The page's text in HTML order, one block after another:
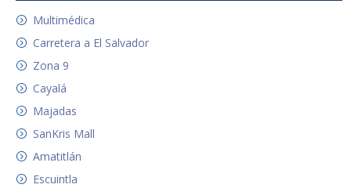
Multimédica
Carretera a El Salvador
Zona 9
Cayalá
Majadas
SanKris Mall
Amatitlán
Escuintla